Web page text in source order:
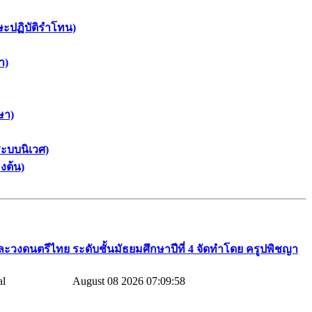
ะปฏิบัติรำโทน)
)
า)
บบนิเวศ)
ต้น)
ะวงดนตรีไทย​ ระดับชั้นมัธยมศึกษาปีที่​ 4​ จัดทำโดย​ ครูปพิชญา​
August 08 2026 07:09:58